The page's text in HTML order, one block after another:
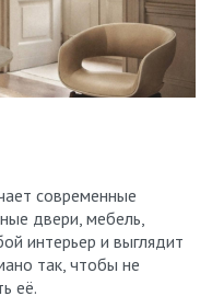
современные
двери, мебель,
интерьер и выглядит
так, чтобы не
её.